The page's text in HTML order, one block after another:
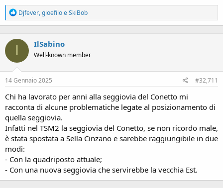
R
e
a
n
:
Djfever,gioefiloeSkiBob
I IlSabino
Well-known member
14 Gennaio 2025 #32,711
Chi ha lavorato per anni alla seggiovia del Conetto mi
racconta di alcune problematiche legate al posizionamento di
quella seggiovia.
Infatti nel TSM2 la seggiovia del Conetto, se non ricordo male,
è stata spostata a Sella Cinzano e sarebbe raggiungibile in due
modi:
- Con la quadriposto attuale;
- Con una nuova seggiovia che servirebbe la vecchia Est.